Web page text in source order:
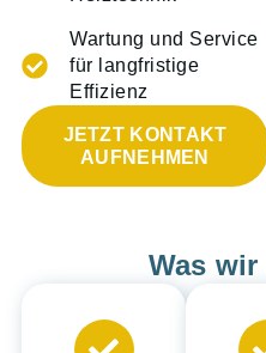
Wartung und Service
für langfristige
Effizienz
JETZT KONTAKT
AUFNEHMEN
Was wir